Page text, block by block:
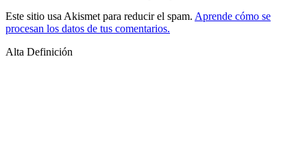
Este sitio usa Akismet para reducir el spam. Aprende cómo se
procesan los datos de tus comentarios.
Alta Definición